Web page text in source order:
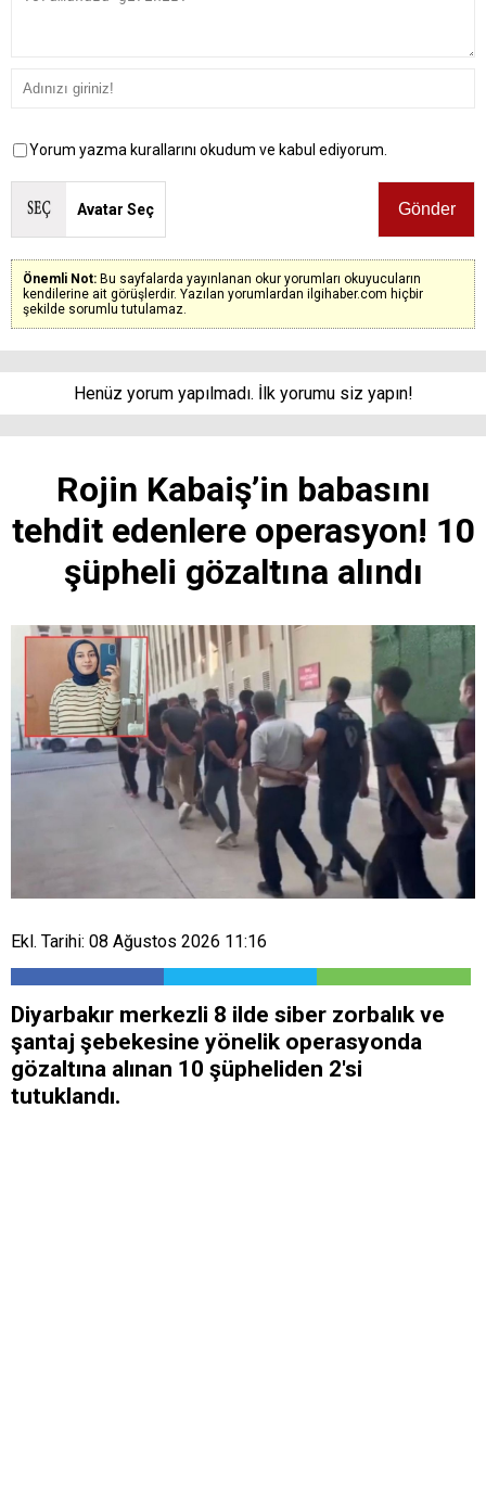
Yorum yazma kurallarını okudum ve kabul ediyorum.
Avatar Seç
Önemli Not: Bu sayfalarda yayınlanan okur yorumları okuyucuların
kendilerine ait görüşlerdir. Yazılan yorumlardan ilgihaber.com hiçbir
şekilde sorumlu tutulamaz.
Henüz yorum yapılmadı. İlk yorumu siz yapın!
Rojin Kabaiş’in babasını
tehdit edenlere operasyon! 10
şüpheli gözaltına alındı
Ekl. Tarihi: 08 Ağustos 2026 11:16
Diyarbakır merkezli 8 ilde siber zorbalık ve
şantaj şebekesine yönelik operasyonda
gözaltına alınan 10 şüpheliden 2'si
tutuklandı.